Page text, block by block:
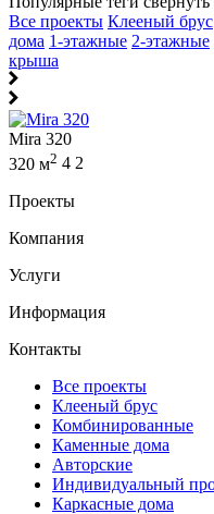
Все проекты Клееный брус
дома 1-этажные 2-этажные
крыша
Mira 320
320 м2 4 2
Проекты
Компания
Услуги
Информация
Контакты
Все проекты
Клееный брус
Комбинированные
Каменные дома
Авторские
Индивидуальный
Каркасные дома